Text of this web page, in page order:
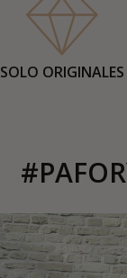
SOLO ORIGINALES